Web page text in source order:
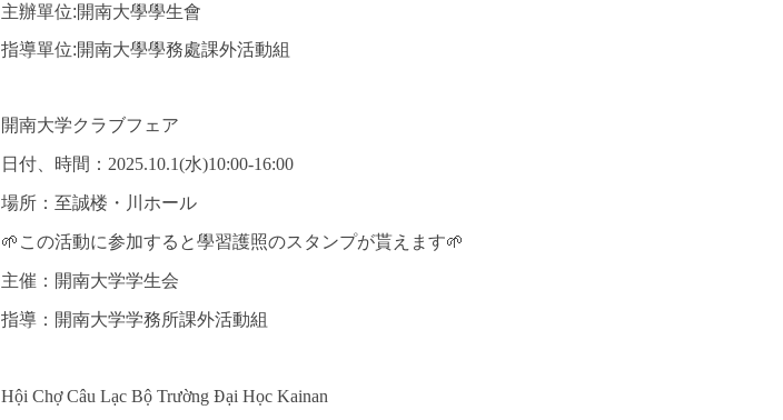
主辦單位:開南大學學生會
指導單位:開南大學學務處課外活動組
開南大学クラブフェア
日付、時間：2025.10.1(水)10:00-16:00
場所：至誠楼・川ホール
🌱この活動に参加すると學習護照のスタンプが貰えます🌱
主催：開南大学学生会
指導：開南大学学務所課外活動組
Hội ChợCâu Lạc Bộ Trường Đại Học Kainan